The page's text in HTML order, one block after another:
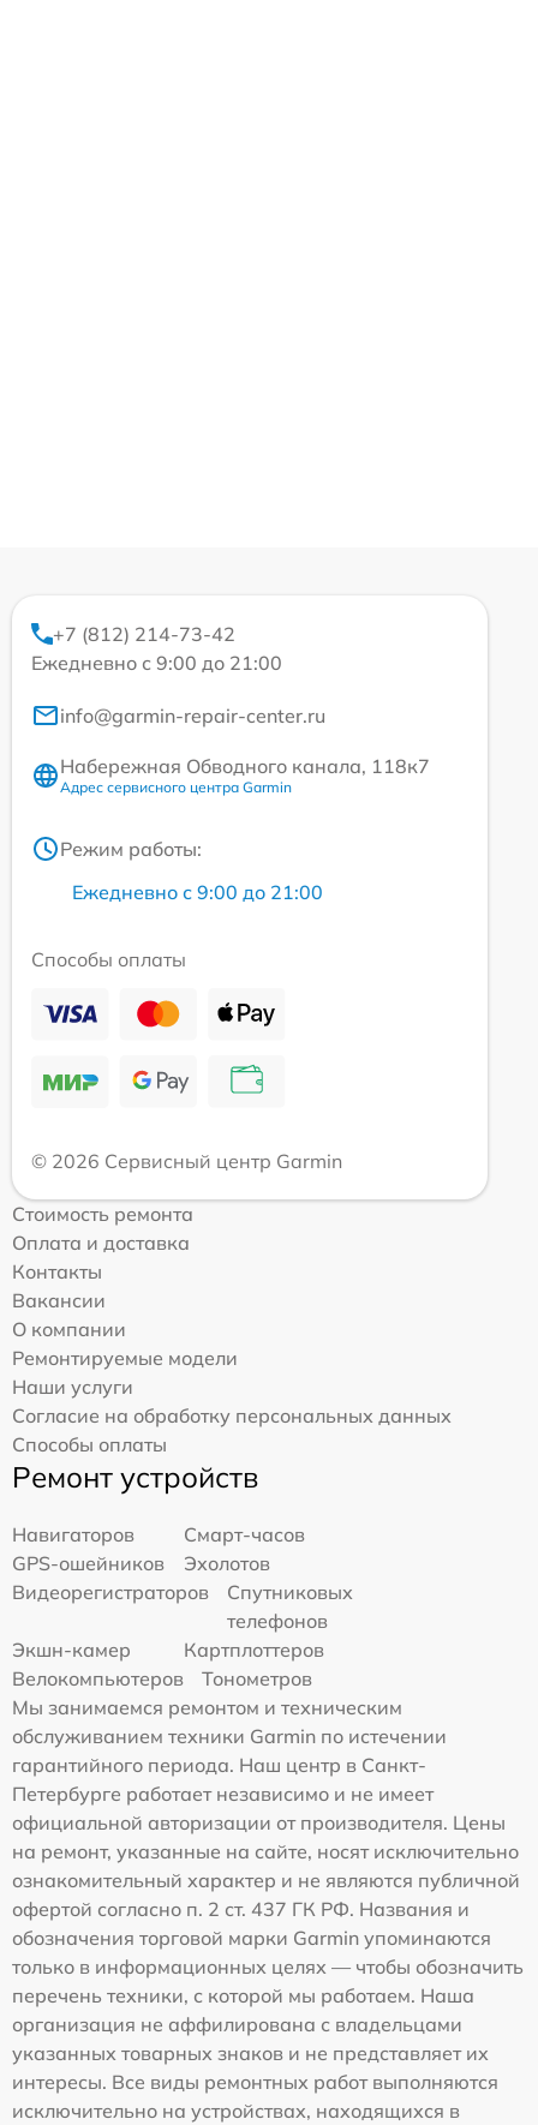
+7 (812) 214-73-42
Ежедневно с 9:00 до 21:00
info@garmin-repair-center.ru
Набережная Обводного канала, 118к7
Адрес сервисного центра Garmin
Режим работы:
Ежедневно с 9:00 до 21:00
Способы оплаты
© 2026 Сервисный центр Garmin
Стоимость ремонта
Оплата и доставка
Контакты
Вакансии
О компании
Ремонтируемые модели
Наши услуги
Согласие на обработку персональных данных
Способы оплаты
Ремонт устройств
Навигаторов
Смарт-часов
GPS-ошейников
Эхолотов
Видеорегистраторов
Спутниковых
телефонов
Экшн-камер
Картплоттеров
Велокомпьютеров
Тонометров
Мы занимаемся ремонтом и техническим
обслуживанием техники Garmin по истечении
гарантийного периода. Наш центр в Санкт-
Петербурге работает независимо и не имеет
официальной авторизации от производителя. Цены
на ремонт, указанные на сайте, носят исключительно
ознакомительный характер и не являются публичной
офертой согласно п. 2 ст. 437 ГК РФ. Названия и
обозначения торговой марки Garmin упоминаются
только в информационных целях — чтобы обозначить
перечень техники, с которой мы работаем. Наша
организация не аффилирована с владельцами
указанных товарных знаков и не представляет их
интересы. Все виды ремонтных работ выполняются
исключительно на устройствах, находящихся в